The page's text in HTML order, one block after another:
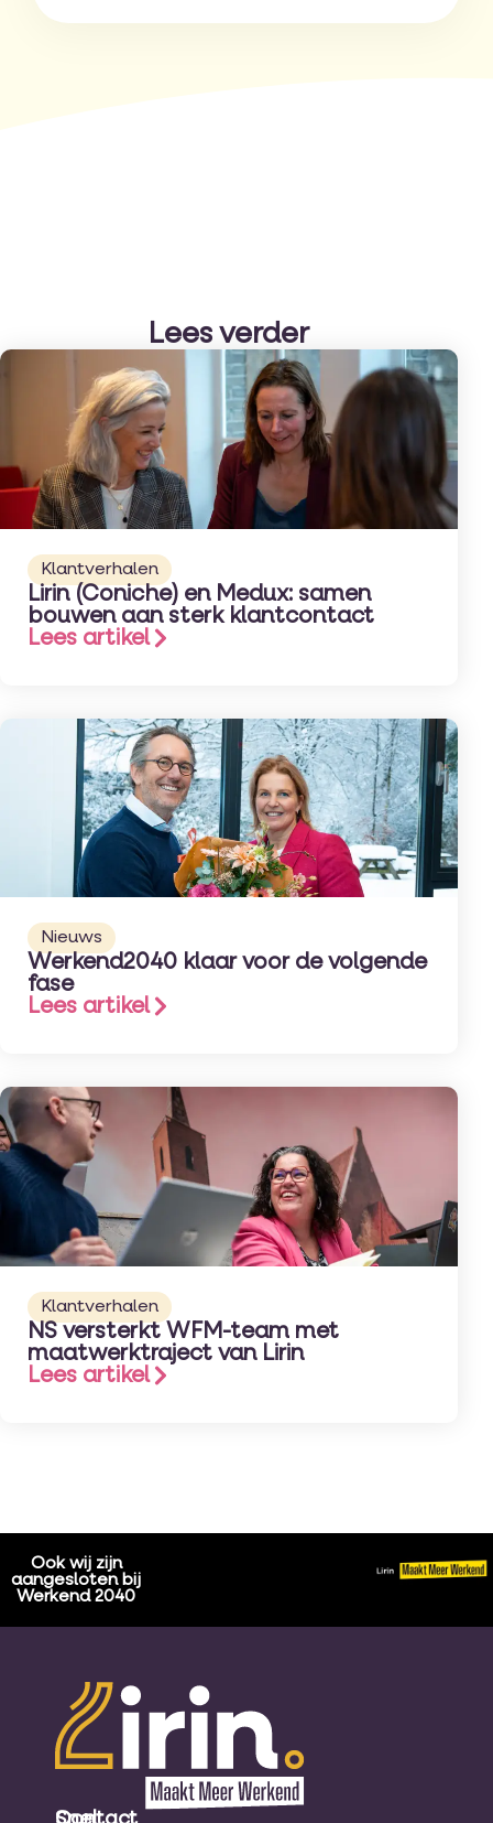
Lees verder
Klantverhalen
Lirin (Coniche) en Medux: samen
bouwen aan sterk klantcontact
Lees artikel
Nieuws
Werkend2040 klaar voor de volgende
fase
Lees artikel
Klantverhalen
NS versterkt WFM-team met
maatwerktraject van Lirin
Lees artikel
Ook wij zijn
aangesloten bij
Werkend 2040